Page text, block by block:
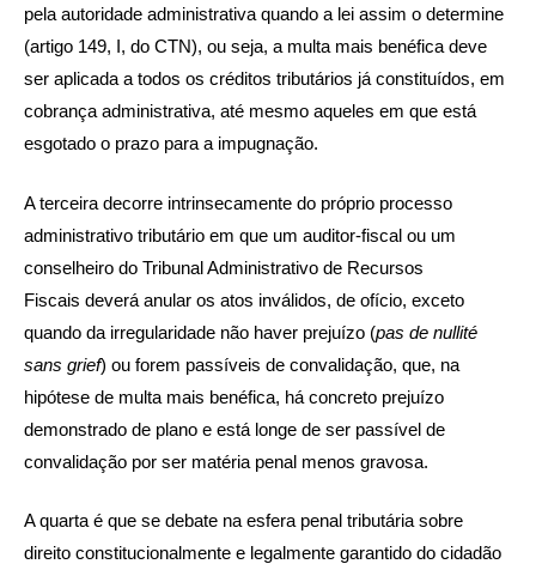
pela autoridade administrativa quando a lei assim o determine
(artigo 149, I, do CTN), ou seja, a multa mais benéfica deve
ser aplicada a todos os créditos tributários já constituídos, em
cobrança administrativa, até mesmo aqueles em que está
esgotado o prazo para a impugnação.
A terceira decorre intrinsecamente do próprio processo
administrativo tributário em que um auditor-fiscal ou um
conselheiro do Tribunal Administrativo de Recursos
Fiscais deverá anular os atos inválidos, de ofício, exceto
quando da irregularidade não haver prejuízo (pas de nullité
sans grief) ou forem passíveis de convalidação, que, na
hipótese de multa mais benéfica, há concreto prejuízo
demonstrado de plano e está longe de ser passível de
convalidação por ser matéria penal menos gravosa.
A quarta é que se debate na esfera penal tributária sobre
direito constitucionalmente e legalmente garantido do cidadão